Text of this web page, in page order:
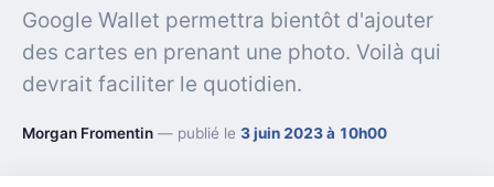
Google Wallet permettra bientôt d'ajouter
des cartes en prenant une photo. Voilà qui
devrait faciliter le quotidien.
Morgan Fromentin — publié le 3 juin 2023 à 10h00